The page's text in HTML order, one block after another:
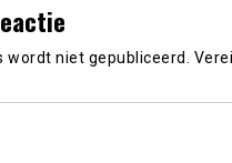
wordt niet gepubliceerd.